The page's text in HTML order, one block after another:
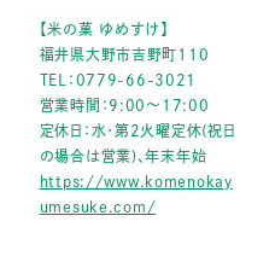
【米の菓 ゆめすけ】
福井県大野市吉野町110
TEL：0779-66-3021
営業時間：9:00～17:00
定休日：水･第2火曜定休(祝日
の場合は営業)、年末年始
https://www.komenokay
umesuke.com/